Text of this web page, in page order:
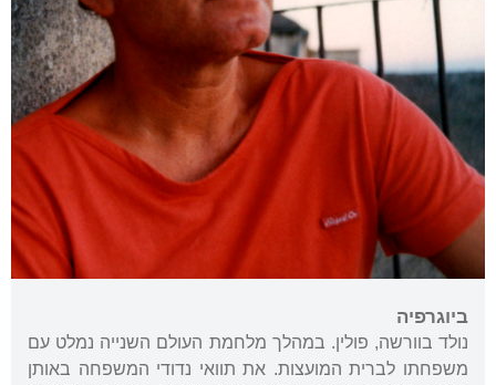
ביוגרפיה
נולד בוורשה, פולין. במהלך מלחמת העולם השנייה נמלט עם
משפחתו לברית המועצות. את תוואי נדודי המשפחה באותן